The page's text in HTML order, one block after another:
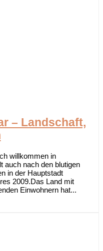
– Landschaft,
willkommen in
auch nach den blutigen
in der Hauptstadt
2009.Das Land mit
Einwohnern hat...